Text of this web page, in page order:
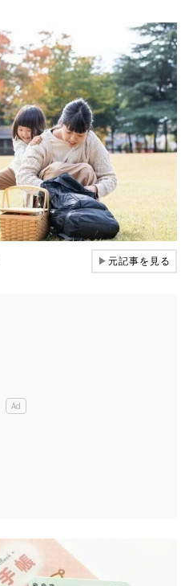
▶元記事を見る